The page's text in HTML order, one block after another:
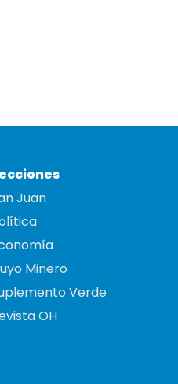
Juan
Minero
Verde
OH